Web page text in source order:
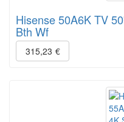
Hisense 50A6K TV
Bth Wf
315,23 €